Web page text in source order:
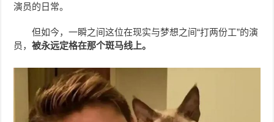
演员的日常。
但如今，一瞬之间这位在现实与梦想之间“打两份工”的演
员，被永远定格在那个斑马线上。